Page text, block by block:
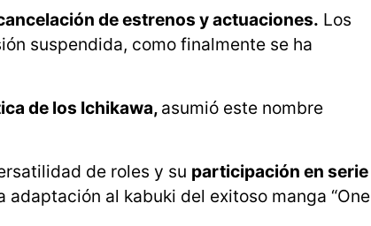
de estrenos y actuaciones. Los
suspendida, como finalmente se ha
de los Ichikawa, asumió este nombre
de roles y su participación en serie
al kabuki del exitoso manga “One